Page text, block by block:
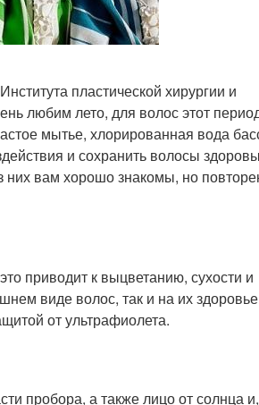
пластической хирургии и
любим лето, для волос этот
мытье, хлорированная вода
и сохранить волосы
вам хорошо знакомы, но
приводит к выцветанию, сухости и
виде волос, так и на их
от ультрафиолета.
пробора, а также лицо от солнца